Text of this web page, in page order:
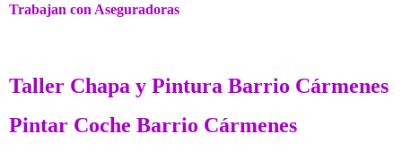
Trabajan con Aseguradoras
Taller Chapa y Pintura Barrio Cármenes
Pintar Coche Barrio Cármenes